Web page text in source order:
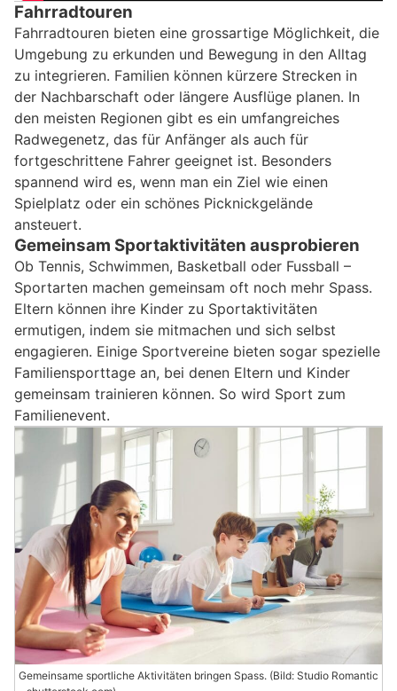
Fahrradtouren
Fahrradtouren bieten eine grossartige Möglichkeit, die
Umgebung zu erkunden und Bewegung in den Alltag
zu integrieren. Familien können kürzere Strecken in
der Nachbarschaft oder längere Ausflüge planen. In
den meisten Regionen gibt es ein umfangreiches
Radwegenetz, das für Anfänger als auch für
fortgeschrittene Fahrer geeignet ist. Besonders
spannend wird es, wenn man ein Ziel wie einen
Spielplatz oder ein schönes Picknickgelände
ansteuert.
Gemeinsam Sportaktivitäten ausprobieren
Ob Tennis, Schwimmen, Basketball oder Fussball –
Sportarten machen gemeinsam oft noch mehr Spass.
Eltern können ihre Kinder zu Sportaktivitäten
ermutigen, indem sie mitmachen und sich selbst
engagieren. Einige Sportvereine bieten sogar spezielle
Familiensporttage an, bei denen Eltern und Kinder
gemeinsam trainieren können. So wird Sport zum
Familienevent.
Gemeinsame sportliche Aktivitäten bringen Spass. (Bild: Studio Romantic